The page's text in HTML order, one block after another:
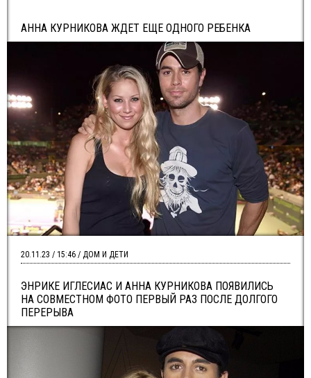
АННА КУРНИКОВА ЖДЕТ ЕЩЕ ОДНОГО РЕБЕНКА
ЭНРИКЕ ИГЛЕСИАС И АННА КУРНИКОВА ПОЯВИЛИСЬ
НА СОВМЕСТНОМ ФОТО ПЕРВЫЙ РАЗ ПОСЛЕ ДОЛГОГО
ПЕРЕРЫВА
20.11.23 / 15:46 / ДОМ И ДЕТИ